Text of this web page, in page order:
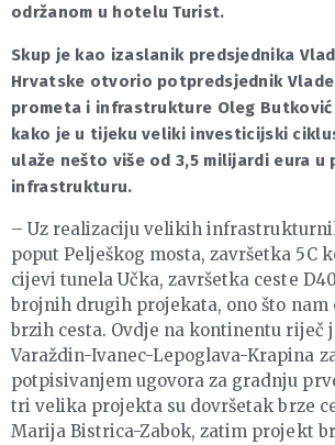
održanom u hotelu Turist.
Skup je kao izaslanik predsjednika
Hrvatske otvorio potpredsjednik
prometa i infrastrukture Oleg
kako je u tijeku veliki investicijski
ulaže nešto više od 3,5 milijardi eura u
infrastrukturu.
– Uz realizaciju velikih
poput Pelješkog mosta, završetka 5C
cijevi tunela Učka, završetka ceste
brojnih drugih projekata, ono što nam
brzih cesta. Ovdje na kontinentu riječ
Varaždin-Ivanec-Lepoglava-Krapina
potpisivanjem ugovora za gradnju
tri velika projekta su dovršetak brze
Marija Bistrica-Zabok, zatim projekt